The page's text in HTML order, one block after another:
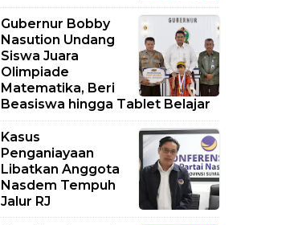
Gubernur Bobby
Nasution Undang
Siswa Juara
Olimpiade
Matematika, Beri
Beasiswa hingga Tablet Belajar
Kasus
Penganiayaan
Libatkan Anggota
Nasdem Tempuh
Jalur RJ